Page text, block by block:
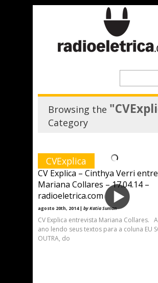
Browsing the
Category
CVExplica
CV Explica – Cinthya Verri
Mariana Collares – 17.04.14 –
radioeletrica.com
agosto 20th, 2014 | by Katia Suman
CV Explica entrevista Mariana Collares.
ano lendo seus textos para a coluna EU
OUTRA, do